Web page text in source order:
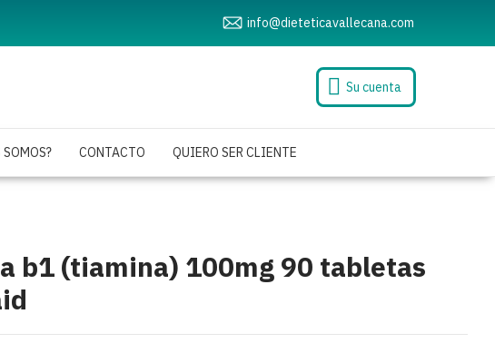
info@dieteticavallecana.com
Su cuenta
CONTACTO QUIERO SER CLIENTE
b1 (tiamina) 100mg 90 tabletas